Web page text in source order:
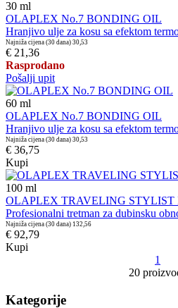
30 ml
OLAPLEX No.7 BONDING OIL
Hranjivo ulje za kosu sa efektom
Najniža cijena (30 dana) 30,53
€ 21,36
Rasprodano
Pošalji upit
60 ml
OLAPLEX No.7 BONDING OIL
Hranjivo ulje za kosu sa efektom
Najniža cijena (30 dana) 30,53
€ 36,75
Kupi
100 ml
OLAPLEX TRAVELING STYLIST
Profesionalni tretman za dubinsku
Najniža cijena (30 dana) 132,56
€ 92,79
Kupi
1
20
Kategorije